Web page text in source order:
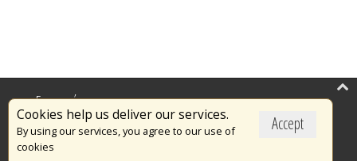
Accept
Cookies help us deliver our services.
By using our services, you agree to our use of
cookies
Επικαιρότητα
Το Πυροσβεστικό Σώμα